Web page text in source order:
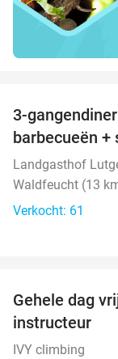
3-
barbecueën
Landgasthof
Waldfeucht (13
Verkocht: 61
Gehele dag
instructeur
IVY climbing